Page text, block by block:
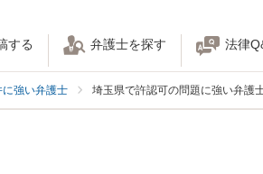
する 弁護士を探す 法律
強い弁護士 埼玉県で許認可の問題に強い弁護